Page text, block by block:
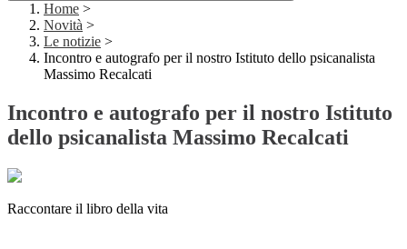
Home >
Novità >
Le notizie >
Incontro e autografo per il nostro Istituto dello psicanalista
Massimo Recalcati
Incontro e autografo per il nostro Istituto
dello psicanalista Massimo Recalcati
Raccontare il libro della vita